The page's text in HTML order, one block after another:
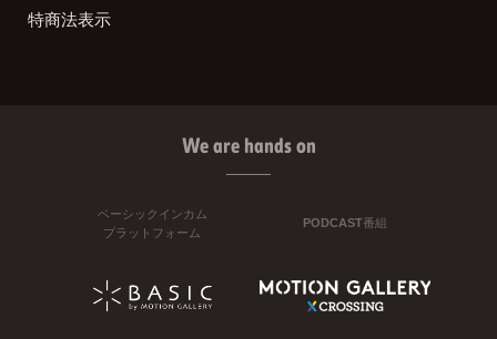
特商法表示
We are hands on
ベーシックインカム
プラットフォーム
PODCAST番組